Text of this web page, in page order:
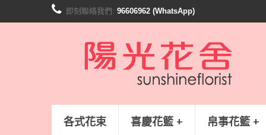
即刻聯絡我們: 96606962 (WhatsApp)
各式花束 喜慶花籃 + 帛事花籃 +